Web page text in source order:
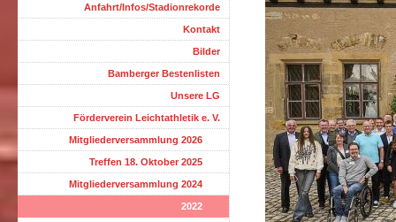
Anfahrt/Infos/Stadionrekorde
Kontakt
Bilder
Bamberger Bestenlisten
Unsere LG
Förderverein Leichtathletik e. V.
Mitgliederversammlung 2026
Treffen 18. Oktober 2025
Mitgliederversammlung 2024
2022